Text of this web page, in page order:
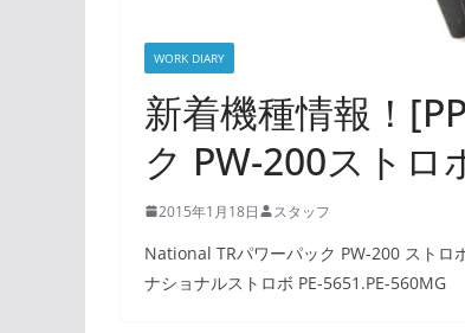
WORK DIARY
新着機種情報！
ク PW-200ストロ
2015年1月18日 スタッフ
National TRパワーパック PW-200 ストロ
ナショナルストロボ PE-5651.PE-560MG